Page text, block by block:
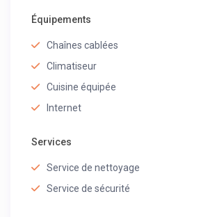
Équipements
Chaînes cablées
Climatiseur
Cuisine équipée
Internet
Services
Service de nettoyage
Service de sécurité